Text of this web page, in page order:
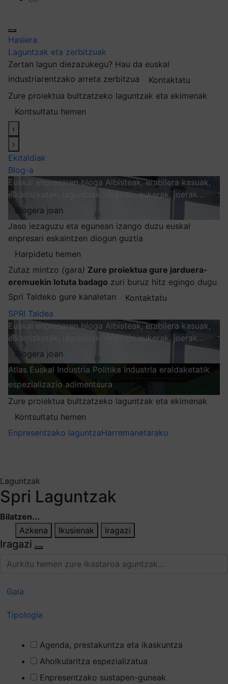
Hasiera
Laguntzak eta zerbitzuak
Zertan lagun diezazukegu? Hau da euskal
industriarentzako arreta zerbitzua
Kontaktatu
Zure proiektua bultzatzeko laguntzak eta ekimenak
Kontsultatu hemen
‹
›
Ekitaldiak
Blog-a
Euskal enpresaren bloga Albisteak, erabilera kasuak,
elkarrizketak, laguntzak, negozio aukerak, joerak…
Blogera joan
Jaso iezaguzu eta egunean izango duzu euskal
enpresari eskaintzen diogun guztia
Harpidetu hemen
Zutaz mintzo (gara) Zure proiektua gure jarduera-
eremuekin lotuta badago zuri buruz hitz egingo dugu
Spri Taldeko gure kanaletan
Kontaktatu
SPRI Taldea
Euskal enpresaren bloga Albisteak, erabilera kasuak,
elkarrizketak, laguntzak, negozio aukerak, joerak…
Blogera joan
Atlas Euskal Industria Politika Industria eraldaketatik
espezializazio adimentsura
Zure proiektua bultzatzeko laguntzak eta ekimenak
Kontsultatu hemen
Enpresentzako laguntzaHarremanetarako
Laguntzak
Spri Laguntzak
Bilatzen...
Azkena
Ikusienak Iragazi
Iragazi
Gaia
Tipologia
Agenda, prestakuntza eta ikaskuntza
Aholkularitza espezializatua
Enpresentzako sustapen-guneak